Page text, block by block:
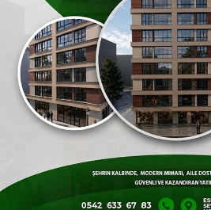
eksiklikleri, kahvaltının
maddelerini oluşturdu.
yollarda yaşadıkları
fiziki şartlarını ve mesleki
ağızdan İl Başkanı Ayhan
çözüm önerilerini
iyi tanıyanların başında
belirterek, esnafın